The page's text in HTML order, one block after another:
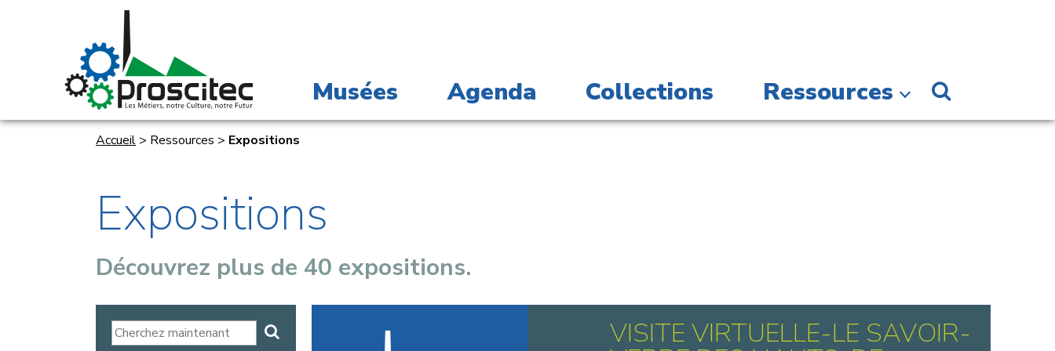
Musées Agenda Collections Ressources
Accueil > Ressources > Expositions
Expositions
Découvrez plus de 40 expositions.
VISITE VIRTUELLE-LE SAVOIR-